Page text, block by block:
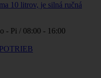
10 litrov, je silná ručná
- Pi / 08:00 - 16:00